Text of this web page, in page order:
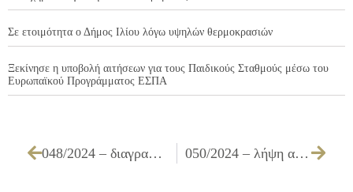
Σε ετοιμότητα ο Δήμος Ιλίου λόγω υψηλών θερμοκρασιών
Ξεκίνησε η υποβολή αιτήσεων για τους Παιδικούς Σταθμούς μέσω του
Ευρωπαϊκού Προγράμματος ΕΣΠΑ
048/2024 – διαγραφή ποσών από βεβαιωτικό κατάλογο του Ν.Π.Δ.Δ. «Κ.Κ.Π.Π.Α.» 050/2024 – λήψη απόφασης για την αποδοχή των Τευχών Δημοπράτησης (Τεύχους Τεχνικής Περιγραφής Προϋπολογισμού Δημοπράτησης, Τιμολογίου Δημοπράτησης, Τ.Σ.Υ. – Τεύχους Τεχνικών Προδιαγραφών, Ε.Σ.Υ., Φ.Α.Υ., Σ.Α.Υ.) της υπ’ αριθμ. ΟΔΟ 02/2023 μελέτης του έργου ΠΑΡΕΜΒΑΣΕΙΣ ΒΕΛΤΙΩΣΗΣ ΤΗΣ ΟΔΙΚΗΣ ΑΣΦΑΛΕΙΑΣ ΤΗΣ ΛΕΩΦ. ΑΝΔΡΕΑ ΠΑΠΑΝΔΡΕΟΥ